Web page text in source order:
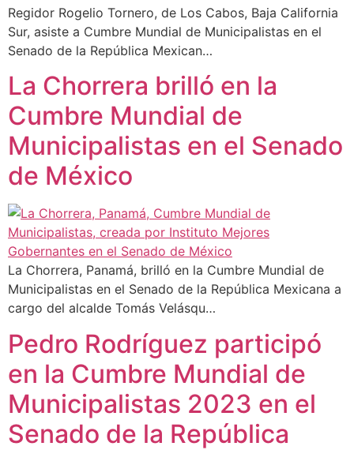
Regidor Rogelio Tornero, de Los Cabos, Baja California
Sur, asiste a Cumbre Mundial de Municipalistas en el
Senado de la República Mexican…
La Chorrera brilló en la
Cumbre Mundial de
Municipalistas en el Senado
de México
La Chorrera, Panamá, brilló en la Cumbre Mundial de
Municipalistas en el Senado de la República Mexicana a
cargo del alcalde Tomás Velásqu…
Pedro Rodríguez participó
en la Cumbre Mundial de
Municipalistas 2023 en el
Senado de la República